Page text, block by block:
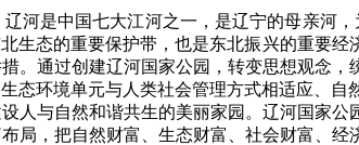
河是中国七大江河之一，是辽宁的母亲河
生态的重要保护带，也是东北振兴的重要
。通过创建辽河国家公园，转变思想观念
态环境单元与人类社会管理方式相适应、
人与自然和谐共生的美丽家园。辽河国家
局，把自然财富、生态财富、社会财富、